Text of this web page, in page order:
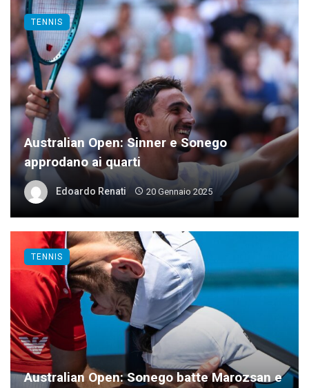
Australian Open: Sinner e Sonego
approdano ai quarti
Edoardo Renati 20 Gennaio 2025
TENNIS
Australian Open: Sonego batte Marozsan e
TENNIS